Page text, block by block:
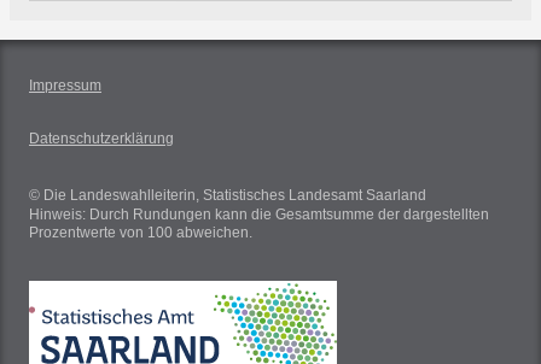
Impressum
Datenschutzerklärung
© Die Landeswahlleiterin, Statistisches Landesamt Saarland
Hinweis: Durch Rundungen kann die Gesamtsumme der dargestellten
Prozentwerte von 100 abweichen.